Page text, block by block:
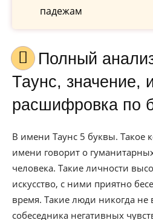
падежам
Полный анализ имени
Таунс, значение,
расшифровка по
В имени Таунс 5 буквы. Такое
имени говорит о
человека. Такие личности
искусство, с ними приятно
время. Такие люди никогда
собеседника негативных